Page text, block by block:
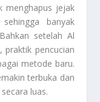
menghapus jejak
banyak
setelah Al
praktik pencucian
metode baru.
terbuka dan
luas.